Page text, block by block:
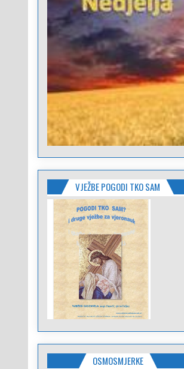
pojačali
ili
smanjili
zvuk.
VJEŽBE POGODI TKO SAM
OSMOSMJERKE